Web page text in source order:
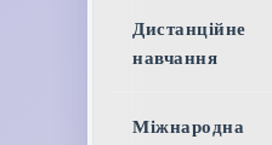
Дистанційне
навчання
Міжнародна